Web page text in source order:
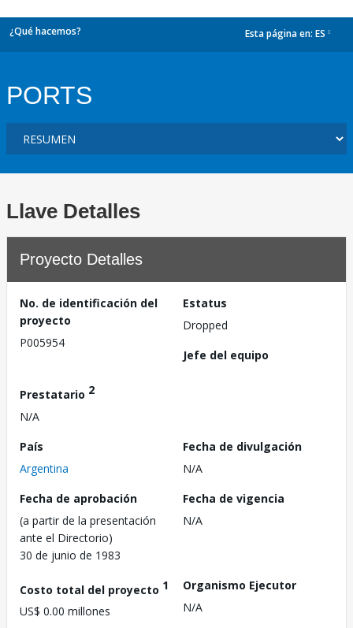
¿Qué hacemos? Esta página en: ES
PORTS
Llave Detalles
Proyecto Detalles
No. de identificación del
proyecto
P005954
Estatus
Dropped
Jefe del equipo
Prestatario 2
N/A
País
Argentina
Fecha de divulgación
N/A
Fecha de aprobación
(a partir de la presentación
ante el Directorio)
30 de junio de 1983
Fecha de vigencia
N/A
Costo total del proyecto 1
US$ 0.00 millones
Organismo Ejecutor
N/A